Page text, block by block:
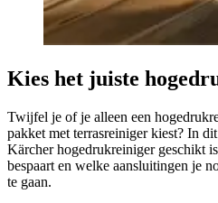
Kies het juiste
Twijfel je of je alleen een
pakket met terrasreiniger kiest? In
Kärcher hogedrukreiniger geschikt
bespaart en welke aansluitingen je
te gaan.